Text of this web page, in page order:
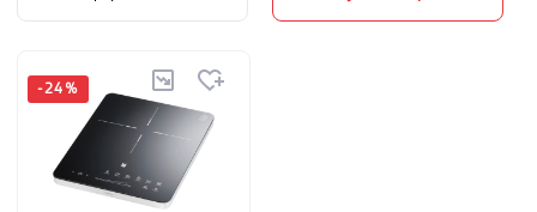
-24 %